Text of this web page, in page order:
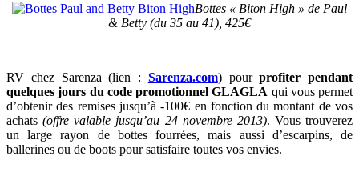
Bottes « Biton High » de Paul
& Betty (du 35 au 41), 425€
RV chez Sarenza (lien : Sarenza.com) pourprofiter pendant
quelques jours du code promotionnel GLAGLA qui vous permet
d’obtenir des remises jusqu’à -100€ en fonction du montant de vos
achats(offre valable jusqu’au 24 novembre 2013). Vous trouverez
un large rayon de bottes fourrées, mais aussi d’escarpins, de
ballerines ou de boots pour satisfaire toutes vos envies.